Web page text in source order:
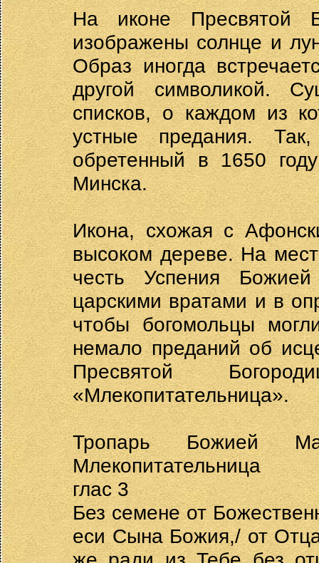
На иконе Пресвятой
изображены солнце и
Образ иногда
другой символикой.
списков, о каждом из
устные предания.
обретенный в 1650
Минска.
Икона, схожая с
высоком дереве. На
честь Успения
царскими вратами и в
чтобы богомольцы
немало преданий об
Пресвятой
«Млекопитательница».
Тропарь Божией
Млекопитательница
глас 3
Без семене от
еси Сына Божия,/ от